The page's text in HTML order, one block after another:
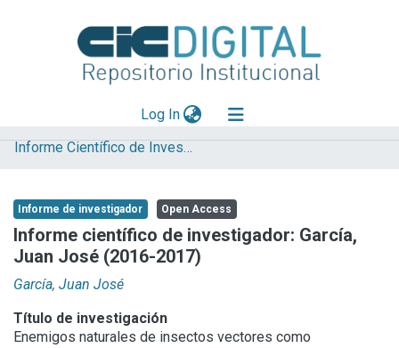
Log In(current)
Explorar
Aportar material
Statistics
Informe Científico de Investigador
Informe de investigador Open Access
Informe científico de investigador: García,
Juan José (2016-2017)
García, Juan José
Título de investigación
Enemigos naturales de insectos vectores como